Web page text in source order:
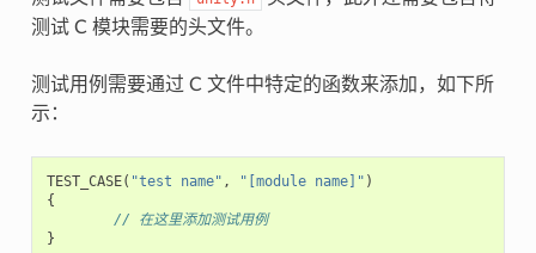
测试 C 模块需要的头文件。
测试用例需要通过 C 文件中特定的函数来添加，如下所
示：
TEST_CASE( "test name" , "[module name]" )
{
// 在这里添加测试用例
}